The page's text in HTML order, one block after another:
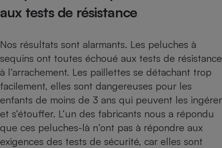
aux tests de résistance
Nos résultats sont alarmants. Les peluches à
sequins ont toutes échoué aux tests de résistance
à l’arrachement. Les paillettes se détachant trop
facilement, elles sont dangereuses pour les
enfants de moins de 3 ans qui peuvent les ingérer
et s’étouffer. L’un des fabricants nous a répondu
que ces peluches-là n’ont pas à répondre aux
exigences des tests de sécurité, car elles sont
Plaque de cuisson à
induction
Téléphone mobile -
Smartphone
Radiateur électrique